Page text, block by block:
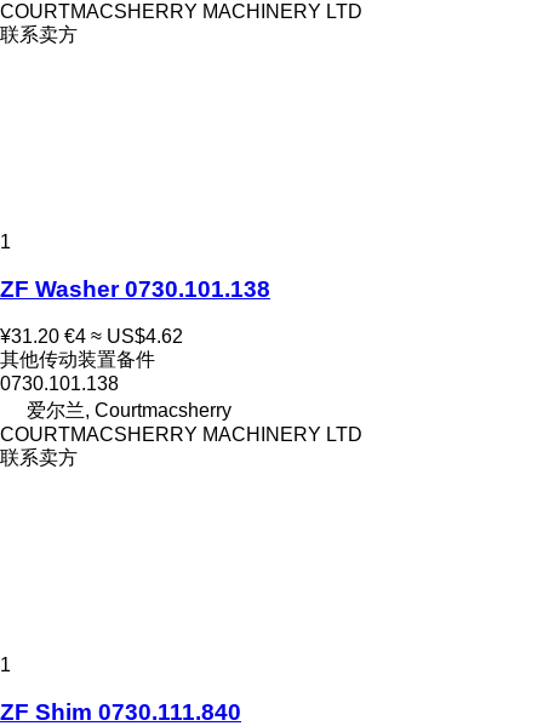
COURTMACSHERRY MACHINERY LTD
联系卖方
1
ZF Washer 0730.101.138
¥31.20 €4 ≈ US$4.62
其他传动装置备件
0730.101.138
爱尔兰, Courtmacsherry
COURTMACSHERRY MACHINERY LTD
联系卖方
1
ZF Shim 0730.111.840